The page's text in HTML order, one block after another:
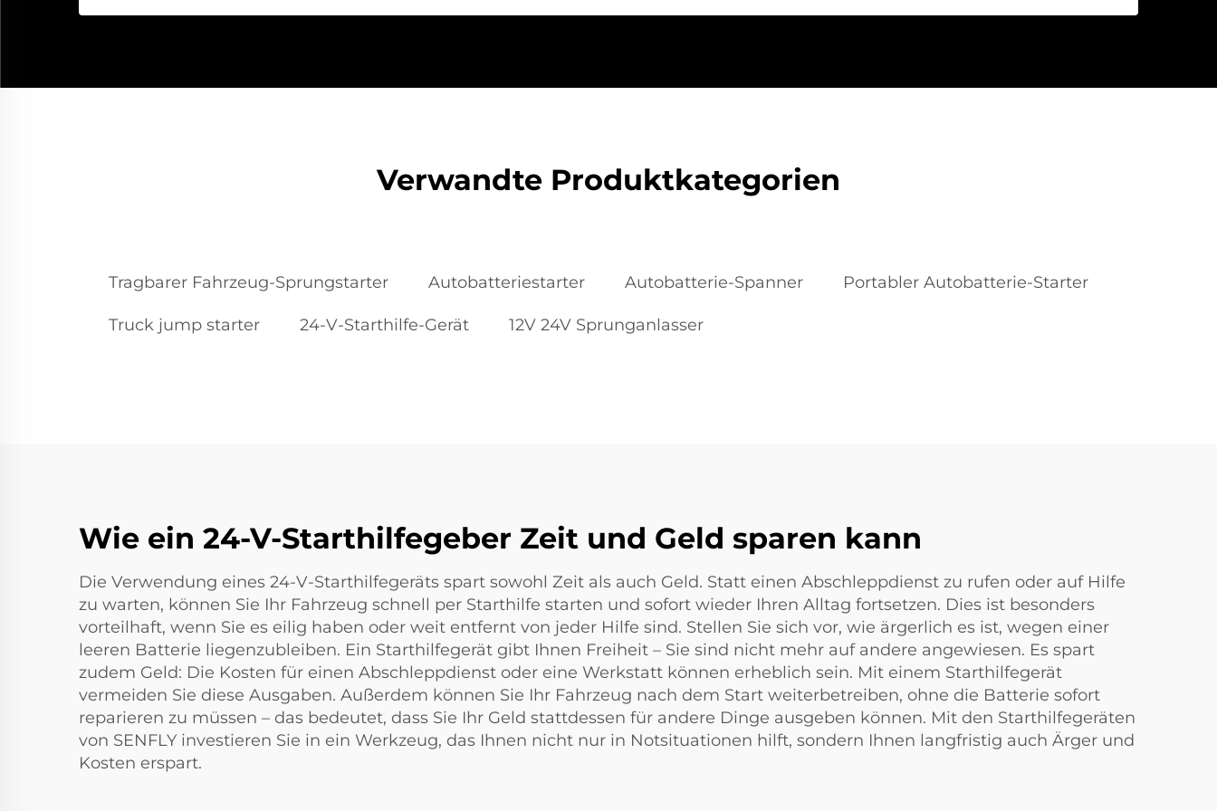
Verwandte Produktkategorien
Tragbarer Fahrzeug-Sprungstarter Autobatteriestarter Autobatterie-Spanner Portabler Autobatterie-Starter
Truck jump starter 24-V-Starthilfe-Gerät 12V 24V Sprunganlasser
Wie ein 24-V-Starthilfegeber Zeit und Geld sparen kann
Die Verwendung eines 24-V-Starthilfegeräts spart sowohl Zeit als auch Geld. Statt einen Abschleppdienst zu rufen oder auf Hilfe
zu warten, können Sie Ihr Fahrzeug schnell per Starthilfe starten und sofort wieder Ihren Alltag fortsetzen. Dies ist besonders
vorteilhaft, wenn Sie es eilig haben oder weit entfernt von jeder Hilfe sind. Stellen Sie sich vor, wie ärgerlich es ist, wegen einer
leeren Batterie liegenzubleiben. Ein Starthilfegerät gibt Ihnen Freiheit – Sie sind nicht mehr auf andere angewiesen. Es spart
zudem Geld: Die Kosten für einen Abschleppdienst oder eine Werkstatt können erheblich sein. Mit einem Starthilfegerät
vermeiden Sie diese Ausgaben. Außerdem können Sie Ihr Fahrzeug nach dem Start weiterbetreiben, ohne die Batterie sofort
reparieren zu müssen – das bedeutet, dass Sie Ihr Geld stattdessen für andere Dinge ausgeben können. Mit den Starthilfegeräten
von SENFLY investieren Sie in ein Werkzeug, das Ihnen nicht nur in Notsituationen hilft, sondern Ihnen langfristig auch Ärger und
Kosten erspart.